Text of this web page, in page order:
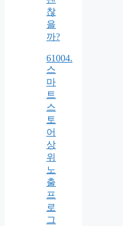
찮
을
까?
61004.
스
마
트
스
토
어
상
위
노
출
프
로
그